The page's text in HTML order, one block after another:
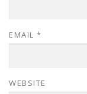
EMAIL *
WEBSITE